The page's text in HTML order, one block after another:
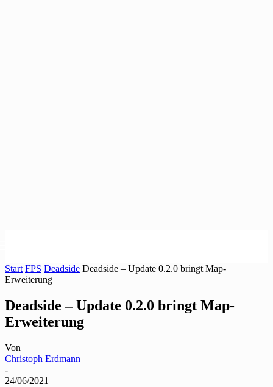
Start FPS Deadside Deadside – Update 0.2.0 bringt Map-
Erweiterung
Deadside – Update 0.2.0 bringt Map-
Erweiterung
Von
Christoph Erdmann
-
24/06/2021